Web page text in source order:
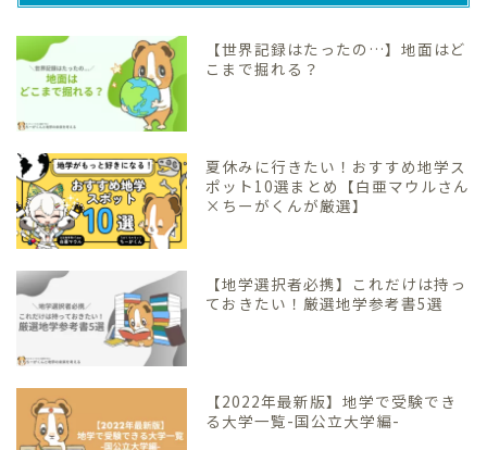
【世界記録はたったの…】地面はど
こまで掘れる？
夏休みに行きたい！おすすめ地学ス
ポット10選まとめ【白亜マウルさん
×ちーがくんが厳選】
【地学選択者必携】これだけは持っ
ておきたい！厳選地学参考書5選
【2022年最新版】地学で受験でき
る大学一覧-国公立大学編-